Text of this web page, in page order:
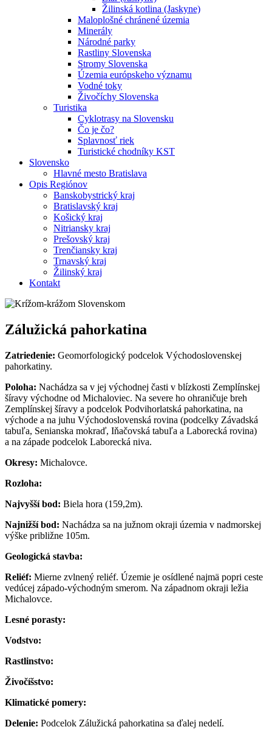
Žilinská kotlina (Jaskyne)
Maloplošné chránené územia
Minerály
Národné parky
Rastliny Slovenska
Stromy Slovenska
Územia európskeho významu
Vodné toky
Živočíchy Slovenska
Turistika
Cyklotrasy na Slovensku
Čo je čo?
Splavnosť riek
Turistické chodníky KST
Slovensko
Hlavné mesto Bratislava
Opis Regiónov
Banskobystrický kraj
Bratislavský kraj
Košický kraj
Nitriansky kraj
Prešovský kraj
Trenčiansky kraj
Trnavský kraj
Žilinský kraj
Kontakt
Zálužická pahorkatina
Zatriedenie: Geomorfologický podcelok Východoslovenskej
pahorkatiny.
Poloha: Nachádza sa v jej východnej časti v blízkosti Zemplínskej
šíravy východne od Michaloviec. Na severe ho ohraničuje breh
Zemplínskej šíravy a podcelok Podvihorlatská pahorkatina, na
východe a na juhu Východoslovenská rovina (podcelky Závadská
tabuľa, Senianska mokraď, Iňačovská tabuľa a Laborecká rovina)
a na západe podcelok Laborecká niva.
Okresy: Michalovce.
Rozloha:
Najvyšší bod: Biela hora (159,2m).
Najnižší bod: Nachádza sa na južnom okraji územia v nadmorskej
výške približne 105m.
Geologická stavba:
Reliéf: Mierne zvlnený reliéf. Územie je osídlené najmä popri ceste
vedúcej západo-východným smerom. Na západnom okraji ležia
Michalovce.
Lesné porasty:
Vodstvo:
Rastlinstvo:
Živočíšstvo:
Klimatické pomery:
Delenie: Podcelok Zálužická pahorkatina sa ďalej nedelí.